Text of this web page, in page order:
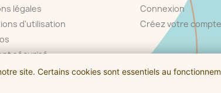
site. Certains cookies sont essentiels au
légales
d'utilisation
sécurisé
nous
Connexion
Créez votre compte